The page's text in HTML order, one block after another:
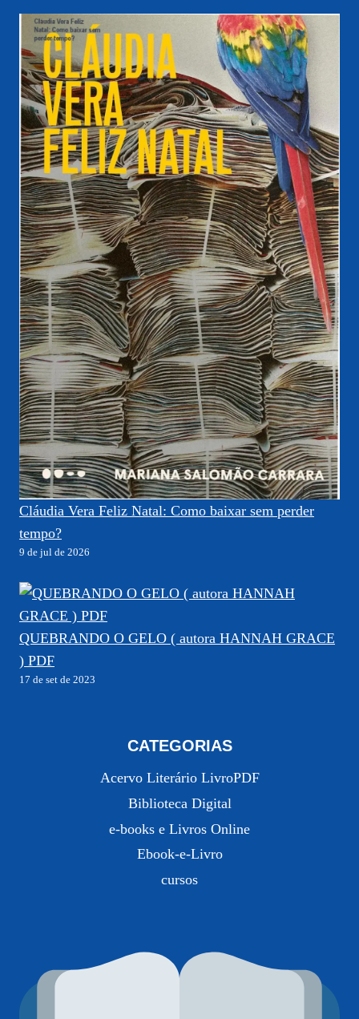
Cláudia Vera Feliz Natal: Como baixar sem perder
tempo?
9 de jul de 2026
QUEBRANDO O GELO ( autora HANNAH GRACE
) PDF
17 de set de 2023
CATEGORIAS
Acervo Literário LivroPDF
Biblioteca Digital
e-books e Livros Online
Ebook-e-Livro
cursos